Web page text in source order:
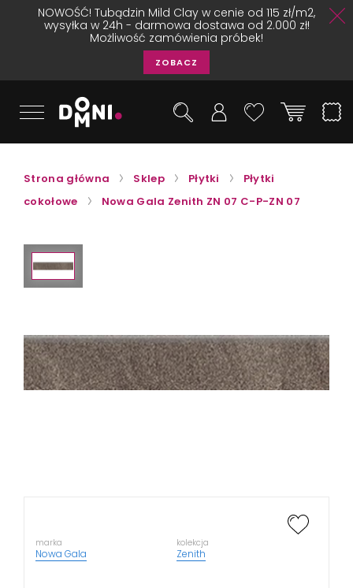
NOWOŚĆ! Tubądzin Mild Clay w cenie od 115 zł/m2,
wysyłka w 24h - darmowa dostawa od 2.000 zł!
Możliwość zamówienia próbek!
ZOBACZ
Strona główna Sklep Płytki
Płytki
cokołowe
Nowa Gala Zenith ZN 07 C-P-ZN 07
marka
Nowa Gala
kolekcja
Zenith